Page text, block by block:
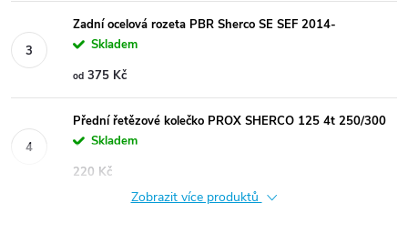
Zadní ocelová rozeta PBR Sherco SE SEF 2014-
Skladem
od 375 Kč
Přední řetězové kolečko PROX SHERCO 125 4t 250/300
Skladem
220 Kč
Zobrazit více produktů